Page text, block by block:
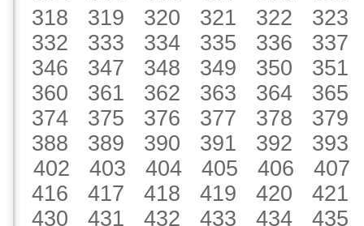
318
319 320 321 322
323
332
333 334 335 336
337
346
347 348 349 350
351
360
361 362 363 364
365
374
375 376 377 378
379
388
389 390 391 392
393
402
403 404 405 406
407
416
417 418 419 420
421
430
431 432 433 434
435